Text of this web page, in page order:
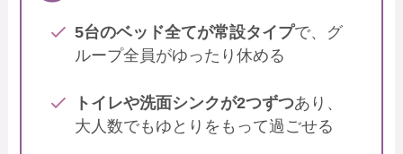
5台のベッド全てが常設タイプで、グ
ループ全員がゆったり休める
トイレや洗面シンクが2つずつあり、
大人数でもゆとりをもって過ごせる